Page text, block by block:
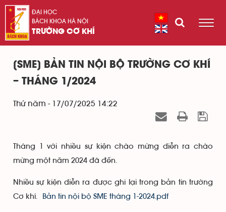
ĐẠI HỌC
BÁCH KHOA HÀ NỘI
TRƯỜNG CƠ KHÍ
[SME] BẢN TIN NỘI BỘ TRƯỜNG CƠ KHÍ
– THÁNG 1/2024
Thứ năm - 17/07/2025 14:22
Tháng 1 với nhiều sự kiện chào mừng diễn ra chào
mừng một năm 2024 đã đến.
Nhiều sự kiện diễn ra được ghi lại trong bản tin trường
Cơ khí.
Bản tin nội bộ SME tháng 1-2024.pdf